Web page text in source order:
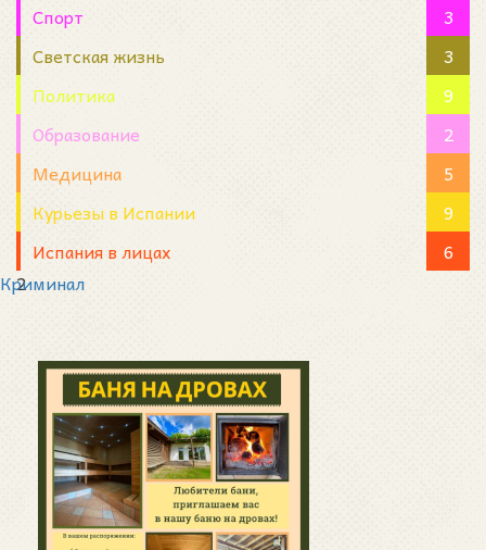
Спорт
3
Светская жизнь
3
Политика
9
Образование
2
Медицина
5
Курьезы в Испании
9
Испания в лицах
6
Криминал
2